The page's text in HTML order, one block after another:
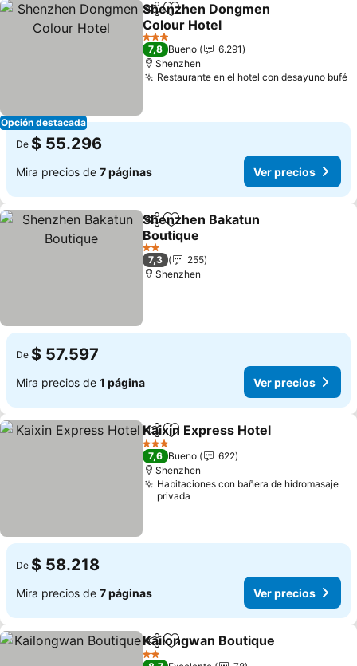
Opción destacada
CompartirAgregar a favoritos
Shenzhen Dongmen
Colour Hotel
Ver precios
3 Estrellas
7,8 Bueno
6.291
Shenzhen
Restaurante en el hotel con desayuno bufé
De $ 55.296
Mira precios de 7 páginas Ver precios
CompartirAgregar a favoritos
Shenzhen Bakatun
Boutique
Ver precios
2 Estrellas
7,3
255
Shenzhen
De $ 57.597
Mira precios de 1 página Ver precios
CompartirAgregar a favoritos
Kaixin Express Hotel
3 Estrellas
7,6 Bueno
622
Shenzhen
Habitaciones con bañera de hidromasaje
privada
De $ 58.218
Mira precios de 7 páginas Ver precios
CompartirAgregar a favoritos
Kailongwan Boutique
2 Estrellas